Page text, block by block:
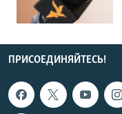
ПРИСОЕДИНЯЙТЕСЬ!